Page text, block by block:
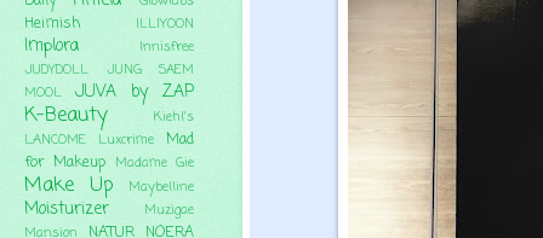
Heimish ILLIYOON
Implora
Innisfree
JUDYDOLL
JUNG SAEM
MOOL
JUVA by ZAP
K-Beauty
Kiehl's
LANCOME
Luxcrime
Mad
for Makeup Madame Gie
Make Up Maybelline
Moisturizer
Muzigae
Mansion NATUR NOERA